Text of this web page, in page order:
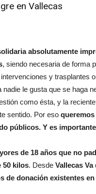
en Vallecas
absolutamente
, siendo necesaria de forma
y trasplantes
le gusta que se haga
como ésta, y la
sentido. Por eso
públicos. Y es
de 18 años que no
50 kilos. Desde Vallecas Va
de donación existentes